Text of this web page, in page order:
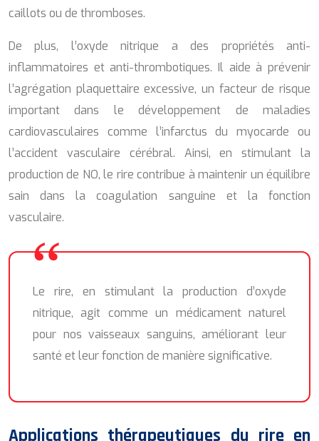
caillots ou de thromboses.
De plus, l’oxyde nitrique a des propriétés anti-
inflammatoires et anti-thrombotiques. Il aide à prévenir
l’agrégation plaquettaire excessive, un facteur de risque
important dans le développement de maladies
cardiovasculaires comme l’infarctus du myocarde ou
l’accident vasculaire cérébral. Ainsi, en stimulant la
production de NO, le rire contribue à maintenir un équilibre
sain dans la coagulation sanguine et la fonction
vasculaire.
Le rire, en stimulant la production d’oxyde
nitrique, agit comme un médicament naturel
pour nos vaisseaux sanguins, améliorant leur
santé et leur fonction de manière significative.
Applications thérapeutiques du rire en